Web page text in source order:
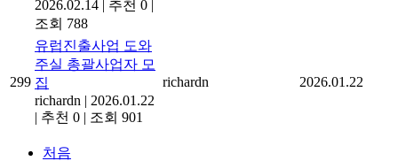
2026.02.14 | 추천 0 |
조회 788
299
유럽진출사업 도와
주실 총괄사업자 모
집
richardn | 2026.01.22
| 추천 0 | 조회 901
richardn 2026.01.22
처음